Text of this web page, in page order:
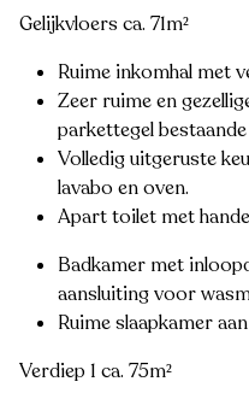
Gelijkvloers ca. 71m²
Ruime inkomhal met
Zeer ruime en
parkettegel
Volledig uitgeruste
lavabo en oven.
Apart toilet met
Badkamer met
aansluiting voor
Ruime slaapkamer
Verdiep 1 ca. 75m²